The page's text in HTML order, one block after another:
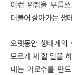
이런 위험을 무릅
더불어 살아가는 생
오랫동안 생태계의
모르게 제 할 일을
내는 가로수를 만